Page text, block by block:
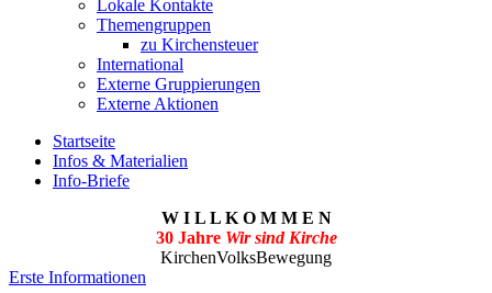
Lokale Kontakte
Themengruppen
zu Kirchensteuer
International
Externe Gruppierungen
Externe Aktionen
Startseite
Infos & Materialien
Info-Briefe
W I L L K O M M E N
30 Jahre Wir sind Kirche
KirchenVolksBewegung
Erste Informationen